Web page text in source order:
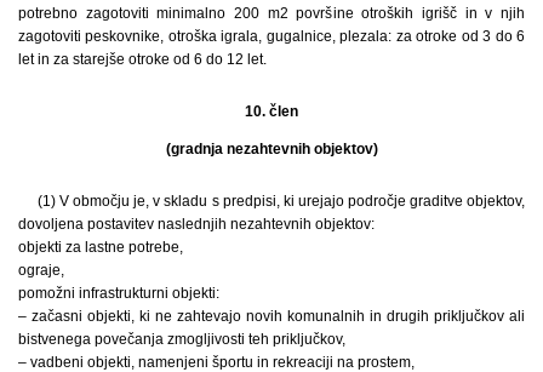
potrebno zagotoviti minimalno 200 m2 površine otroških igrišč in v njih
zagotoviti peskovnike, otroška igrala, gugalnice, plezala: za otroke od 3 do 6
let in za starejše otroke od 6 do 12 let.
10. člen
(gradnja nezahtevnih objektov)
(1) V območju je, v skladu s predpisi, ki urejajo področje graditve objektov,
dovoljena postavitev naslednjih nezahtevnih objektov:
objekti za lastne potrebe,
ograje,
pomožni infrastrukturni objekti:
– začasni objekti, ki ne zahtevajo novih komunalnih in drugih priključkov ali
bistvenega povečanja zmogljivosti teh priključkov,
– vadbeni objekti, namenjeni športu in rekreaciji na prostem,